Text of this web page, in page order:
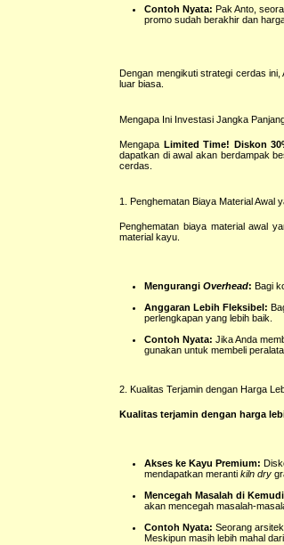
Contoh Nyata: Pak Anto,
promo sudah berakhir dan
Dengan mengikuti strategi cerdas
luar biasa.
Mengapa Ini Investasi Jangka
Mengapa Limited Time! Diskon
dapatkan di awal akan berdampak
cerdas.
1. Penghematan Biaya Material Awal
Penghematan biaya material awal
material kayu.
MengurangiOverhead: Bagi
Anggaran Lebih Fleksibel:
perlengkapan yang lebih baik.
Contoh Nyata: Jika Anda
gunakan untuk membeli
2. Kualitas Terjamin dengan Harga
Kualitas terjamin dengan harga
Akses ke Kayu Premium:
mendapatkan merantikiln dry
Mencegah Masalah di
akan mencegah masalah-
Contoh Nyata: Seorang
Meskipun masih lebih mahal